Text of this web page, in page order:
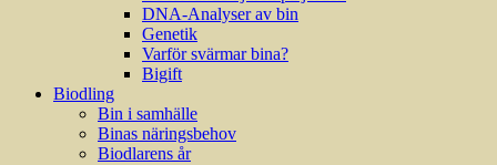
DNA-Analyser av bin
Genetik
Varför svärmar bina?
Bigift
Biodling
Bin i samhälle
Binas näringsbehov
Biodlarens år